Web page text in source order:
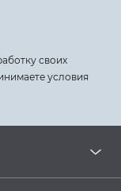
своих
условия